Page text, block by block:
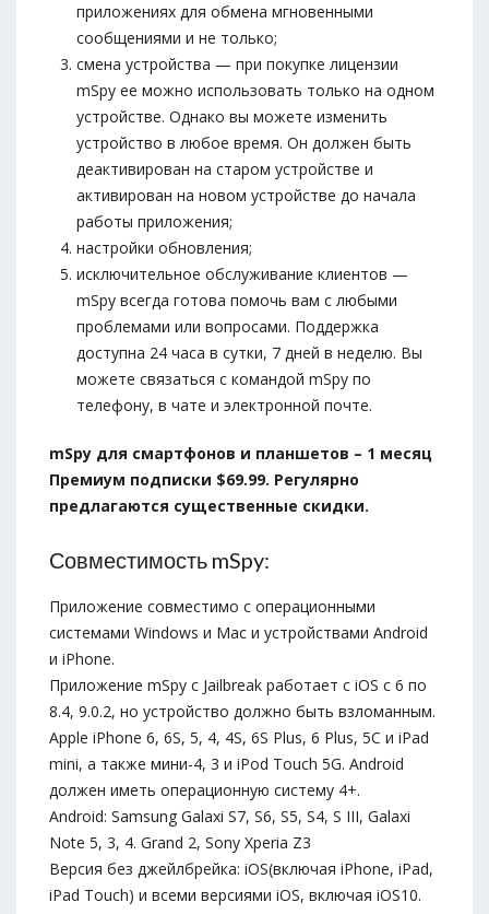
приложениях для обмена мгновенными
сообщениями и не только;
смена устройства — при покупке лицензии
mSpy ее можно использовать только на одном
устройстве. Однако вы можете изменить
устройство в любое время. Он должен быть
деактивирован на старом устройстве и
активирован на новом устройстве до начала
работы приложения;
настройки обновления;
исключительное обслуживание клиентов —
mSpy всегда готова помочь вам с любыми
проблемами или вопросами. Поддержка
доступна 24 часа в сутки, 7 дней в неделю. Вы
можете связаться с командой mSpy по
телефону, в чате и электронной почте.
mSpy для смартфонов и планшетов – 1 месяц
Премиум подписки $69.99. Регулярно
предлагаются существенные скидки.
Совместимость mSpy:
Приложение совместимо с операционными
системами Windows и Mac и устройствами Android
и iPhone.
Приложение mSpy с Jailbreak работает с iOS с 6 по
8.4, 9.0.2, но устройство должно быть взломанным.
Apple iPhone 6, 6S, 5, 4, 4S, 6S Plus, 6 Plus, 5C и iPad
mini, а также мини-4, 3 и iPod Touch 5G. Android
должен иметь операционную систему 4+.
Android: Samsung Galaxi S7, S6, S5, S4, S III, Galaxi
Note 5, 3, 4. Grand 2, Sony Xperia Z3
Версия без джейлбрейка: iOS(включая iPhone, iPad,
iPad Touch) и всеми версиями iOS, включая iOS10.